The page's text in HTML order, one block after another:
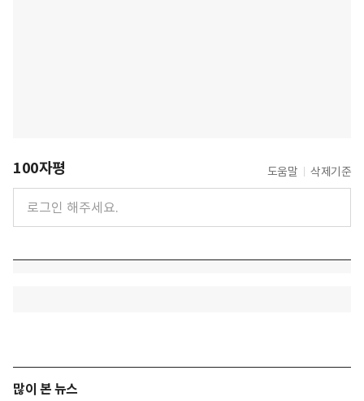
100자평 도움말 삭제기준
많이 본 뉴스